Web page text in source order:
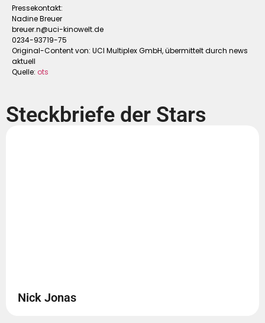
Pressekontakt:
Nadine Breuer
breuer.n@uci-kinowelt.de
0234-93719-75
Original-Content von: UCI Multiplex GmbH, übermittelt durch news
aktuell
Quelle: ots
Steckbriefe der Stars
Nick Jonas